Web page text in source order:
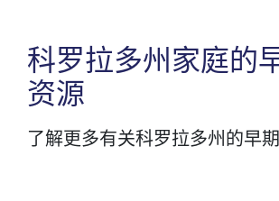
科罗拉多州家庭的
资源
了解更多有关科罗拉多州的早期